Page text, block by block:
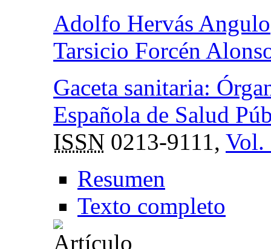
Adolfo Hervás Angulo
Tarsicio Forcén
Gaceta sanitaria:
Española de Salud
ISSN 0213-9111, Vol.
Resumen
Texto completo